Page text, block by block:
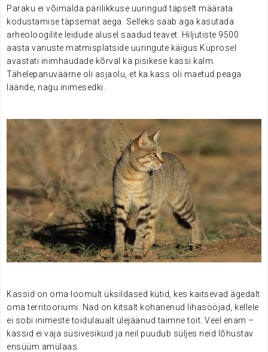
Paraku ei võimalda pärilikkuse uuringud täpselt määrata
kodustamise täpsemat aega. Selleks saab aga kasutada
arheoloogilite leidude alusel saadud teavet. Hiljutiste 9500
aasta vanuste matmisplatside uuringute käigus Küprosel
avastati inimhaudade kõrval ka pisikese kassi kalm.
Tähelepanuväärne oli asjaolu, et ka kass oli maetud peaga
läände, nagu inimesedki.
Kassid on oma loomult üksildased kütid, kes kaitsevad ägedalt
oma territooriumi. Nad on kitsalt kohanenud lihasööjad, kellele
ei sobi inimeste toidulaualt ülejäänud taimne toit. Veel enam –
kassid ei vaja süsivesikuid ja neil puudub süljes neid lõhustav
ensüüm amülaas.